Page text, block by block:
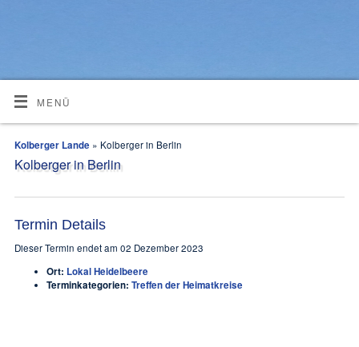
MENÜ
Kolberger Lande » Kolberger in Berlin
Kolberger in Berlin
Termin Details
Dieser Termin endet am 02 Dezember 2023
Ort: Lokal Heidelbeere
Terminkategorien: Treffen der Heimatkreise